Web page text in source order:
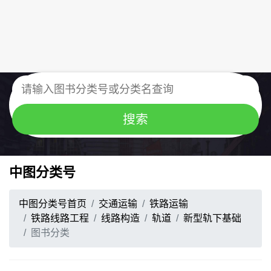
中图分类号
中图分类号首页 交通运输
铁路运输
铁路线路工程
线路构造 轨道
新型轨下基础
图书分类